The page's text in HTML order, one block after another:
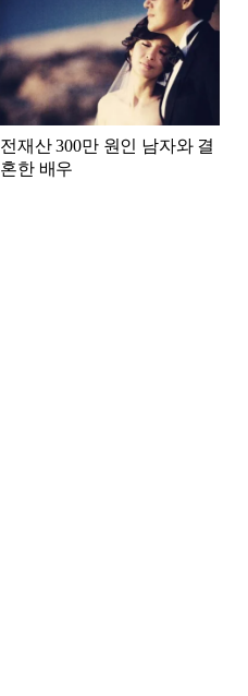
전재산 300만 원인 남자와 결
혼한 배우